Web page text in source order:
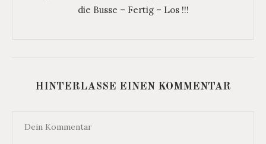
die Busse – Fertig – Los !!!
HINTERLASSE EINEN KOMMENTAR